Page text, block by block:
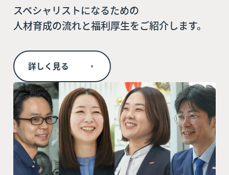
スペシャリストになるための
人材育成の流れと福利厚生をご紹介します。
詳しく見る